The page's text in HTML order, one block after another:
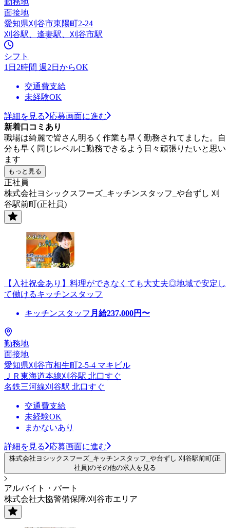
面接地
愛知県刈谷市東陽町2-24
刈谷駅、逢妻駅、刈谷市駅
シフト
1日2時間 週2日からOK
交通費支給
未経験OK
詳細を見る
応募画面に進む
新着口コミあり
職場は綺麗で皆さん明るく作業も早く勤務されてました。自
分も早く同じレベルに勤務できるよう日々頑張りたいと思い
ます
もっと見る
正社員
株式会社ヨシックスフーズ_キッチンスタッフ_や台ずし 刈
谷駅前町(正社員)
【入社祝金あり】料理ができなくても大丈夫◎地域で安定し
て働けるキッチンスタッフ
キッチンスタッフ 月給237,000円〜
勤務地
面接地
愛知県刈谷市相生町2-5-4 マキビル
ＪＲ東海道本線刈谷駅 北口すぐ
名鉄三河線刈谷駅 北口すぐ
交通費支給
未経験OK
まかないあり
詳細を見る 応募画面に進む
株式会社ヨシックスフーズ_キッチンスタッフ_や台ずし 刈谷駅前町(正
社員)のその他の求人を見る
アルバイト・パート
株式会社大協警備保障/刈谷市エリア